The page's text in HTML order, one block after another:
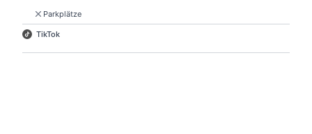
Parkplätze
TikTok